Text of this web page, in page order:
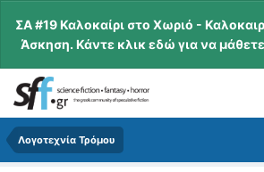
ΣΑ #19 Καλοκαίρι στο Χωριό -
Άσκηση. Κάντε κλικ εδώ για να
Λογοτεχνία Τρόμου